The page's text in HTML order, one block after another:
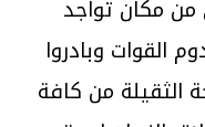
من مكان تواجد
القوات وبادروا
الثقيلة من كافة